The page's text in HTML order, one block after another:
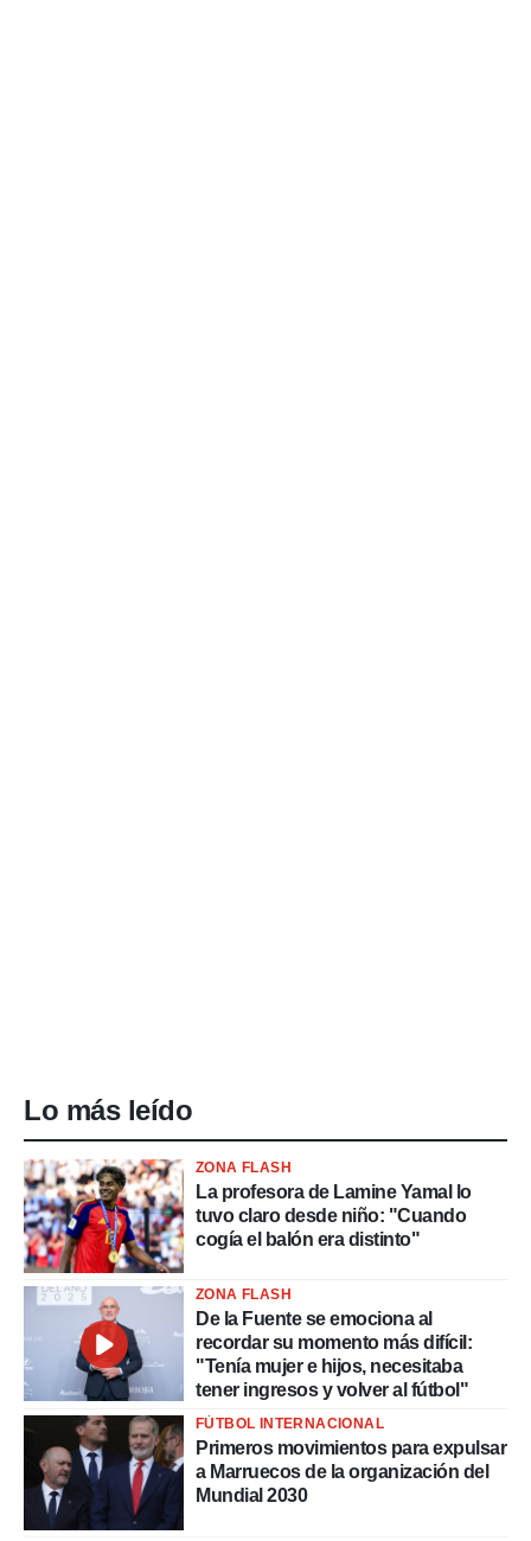
Lo más leído
ZONA FLASH
La profesora de Lamine Yamal lo
tuvo claro desde niño: "Cuando
cogía el balón era distinto"
ZONA FLASH
De la Fuente se emociona al
recordar su momento más difícil:
"Tenía mujer e hijos, necesitaba
tener ingresos y volver al fútbol"
FÚTBOL INTERNACIONAL
Primeros movimientos para expulsar
a Marruecos de la organización del
Mundial 2030